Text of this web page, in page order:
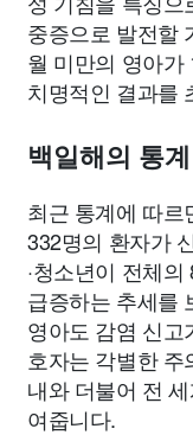
중증으로 발전할
월 미만의 영아
치명적인 결과를
백일해의 통
최근 통계에 따
332명의 환자가
·청소년이 전체
급증하는 추세를
영아도 감염 신고
호자는 각별한
내와 더불어 전
여줍니다.